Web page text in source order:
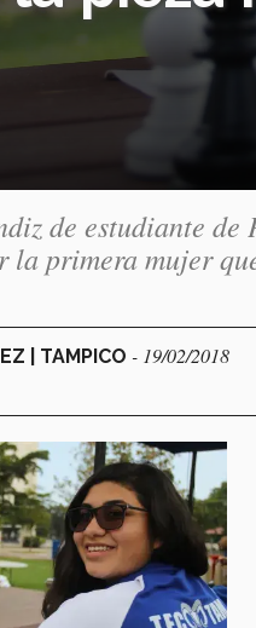
de estudiante
la primera mujer
| TAMPICO - 19/02/2018